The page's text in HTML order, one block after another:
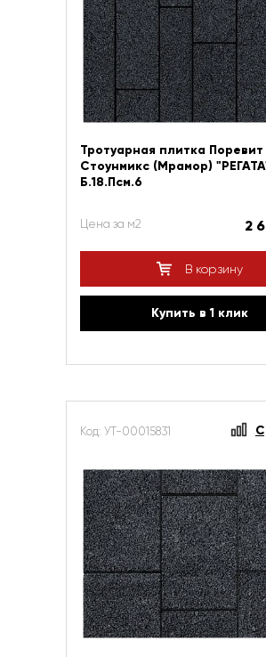
Тротуарная плитка Поревит
Стоунмикс (Мрамор)
Б.18.Псм.6
Цена за м2 2
В корзину
Купить в 1 клик
Код: УТ-00015831